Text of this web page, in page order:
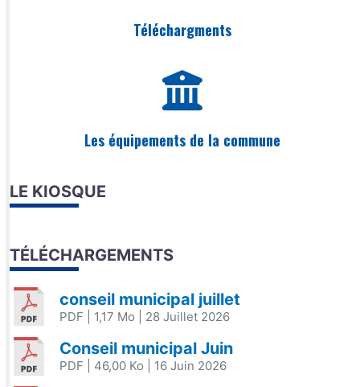
Téléchargments
Les équipements de la commune
LE KIOSQUE
TÉLÉCHARGEMENTS
conseil municipal juillet
PDF | 1,17 Mo | 28 Juillet 2026
Conseil municipal Juin
PDF | 46,00 Ko | 16 Juin 2026